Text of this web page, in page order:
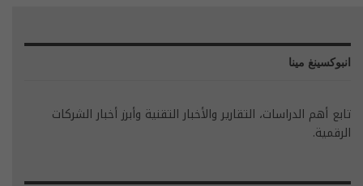
انبوكسينغ مينا
تابع أهم الدراسات، التقارير والأخبار التقنية وأبرز أخبار الشركات
الرقمية.